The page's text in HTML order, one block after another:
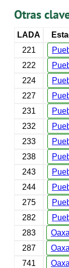
Otras
LADA
221
222
224
227
231
232
233
238
243
244
275
282
283
287
741